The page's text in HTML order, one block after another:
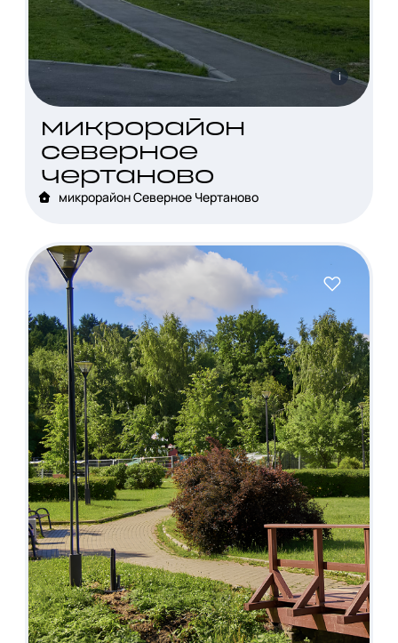
i
микрорайон
северное
чертаново
микрорайон Северное Чертаново